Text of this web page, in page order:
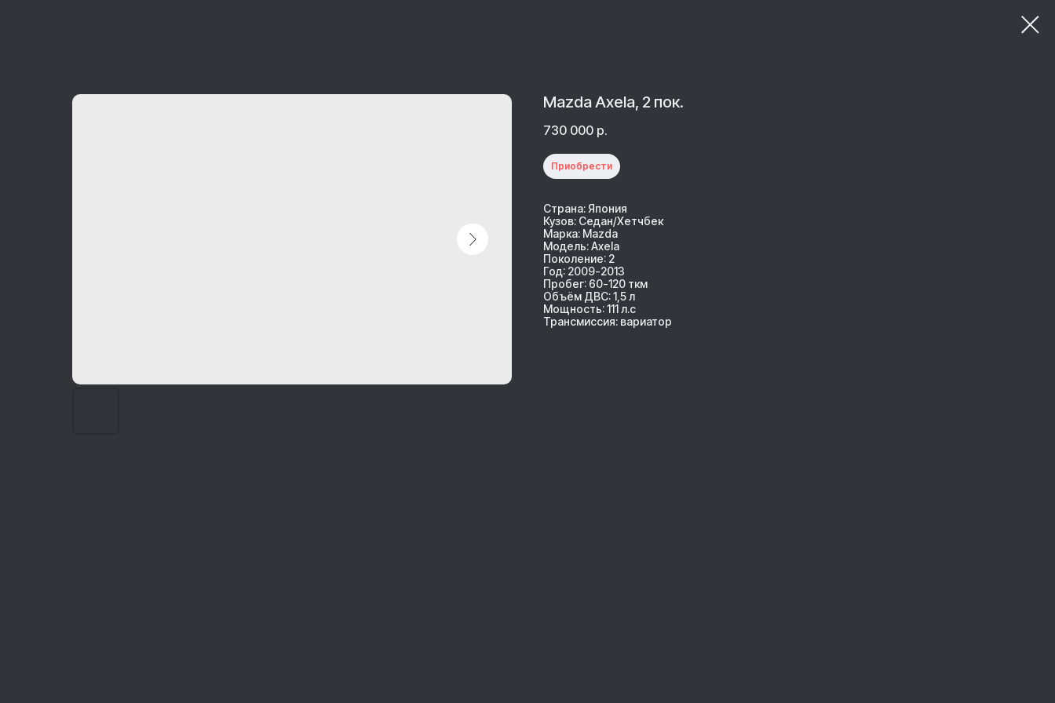
Mazda Axela, 2 пок.
730 000 р.
Приобрести
Страна: Япония
Кузов: Седан/Хетчбек
Марка: Mazda
Модель: Axela
Поколение: 2
Год: 2009-2013
Пробег: 60-120 ткм
Объём ДВС: 1,5 л
Мощность: 111 л.с
Трансмиссия: вариатор